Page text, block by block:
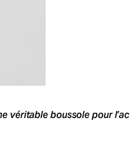
véritable boussole pour